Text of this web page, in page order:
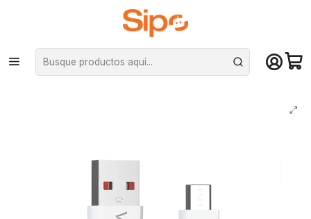
¡Compra hasta mediodía y recibe hoy! De lunes a sábado en el gran
Santiago. Envío gratis desde $29.990
Inicio Redes y conectividad Cables de datos y extensiones
Cable Micro Usb Carga Rápida Vidvie Blanco 1MT 2.4A